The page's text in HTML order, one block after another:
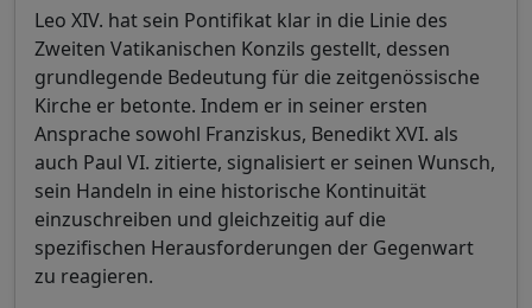
Leo XIV. hat sein Pontifikat klar in die Linie des
Zweiten Vatikanischen Konzils gestellt, dessen
grundlegende Bedeutung für die zeitgenössische
Kirche er betonte. Indem er in seiner ersten
Ansprache sowohl Franziskus, Benedikt XVI. als
auch Paul VI. zitierte, signalisiert er seinen Wunsch,
sein Handeln in eine historische Kontinuität
einzuschreiben und gleichzeitig auf die
spezifischen Herausforderungen der Gegenwart
zu reagieren.